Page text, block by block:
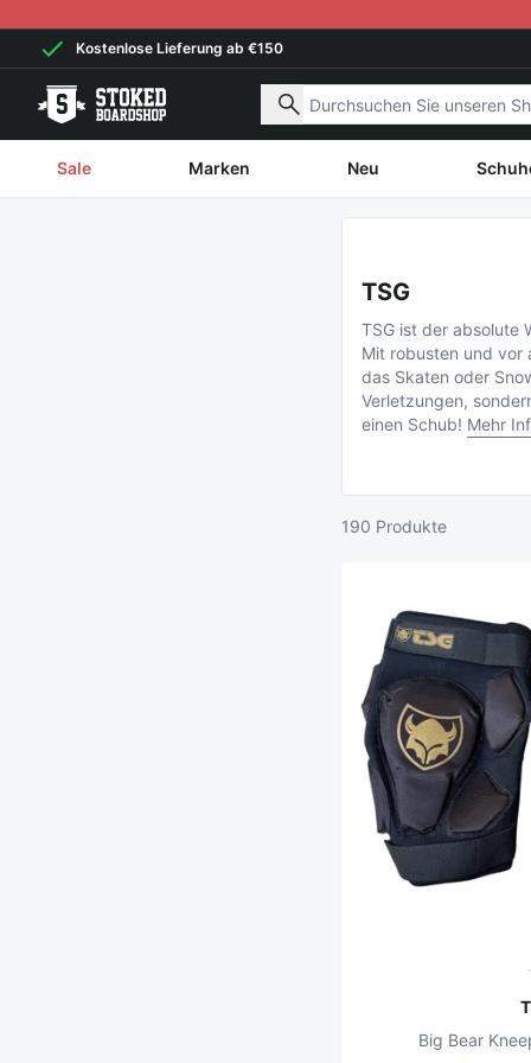
Kostenlose Lieferung ab €150
Nach Produkten suchen
Sale Marken Neu
TSG
TSG ist der absolute
Mit robusten und vor
das Skaten oder
Verletzungen,
einen Schub! Mehr
190 Produkte
Big Bear